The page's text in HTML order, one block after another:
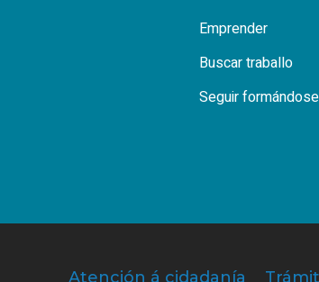
Emprender
Buscar traballo
Seguir formándose
Atención á cidadanía